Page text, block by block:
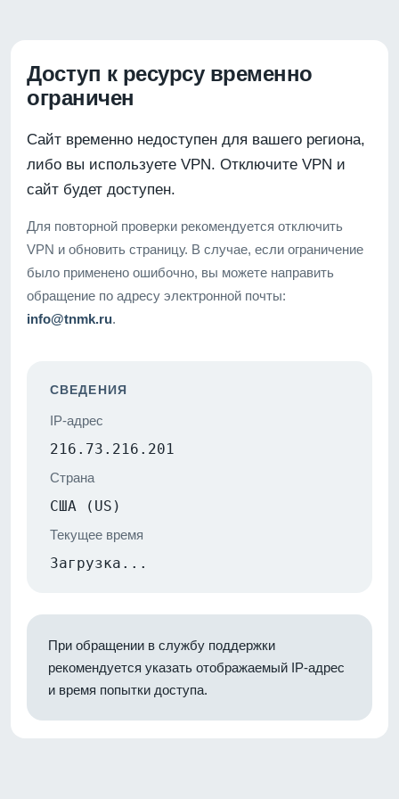
Доступ к ресурсу временно
ограничен
Сайт временно недоступен для вашего региона,
либо вы используете VPN. Отключите VPN и
сайт будет доступен.
Для повторной проверки рекомендуется отключить
VPN и обновить страницу. В случае, если ограничение
было применено ошибочно, вы можете направить
обращение по адресу электронной почты:
info@tnmk.ru.
СВЕДЕНИЯ
IP-адрес
216.73.216.201
Страна
США (US)
Текущее время
Загрузка...
При обращении в службу поддержки
рекомендуется указать отображаемый IP-адрес
и время попытки доступа.